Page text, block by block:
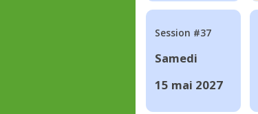
Session #37
Samedi
15 mai 2027